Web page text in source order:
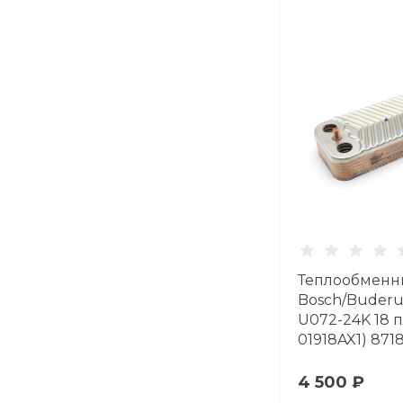
Bosch/
U072-24K 18
01918AX1)
4 500 ₽